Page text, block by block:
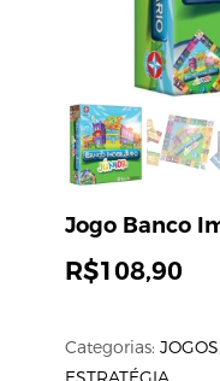
Jogo Banco
R$108,90
Categorias: JOGOS,